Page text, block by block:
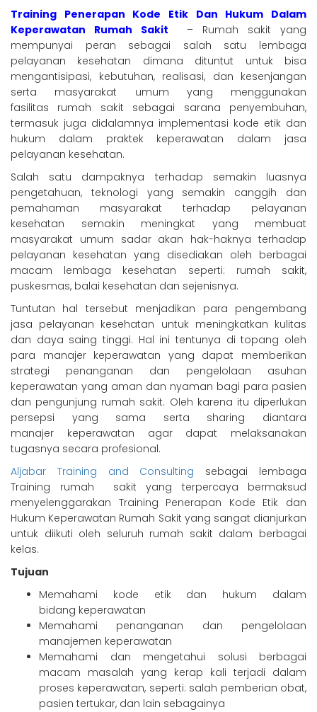
Training Penerapan Kode Etik Dan Hukum Dalam
Keperawatan Rumah Sakit – Rumah sakit yang
mempunyai peran sebagai salah satu lembaga
pelayanan kesehatan dimana dituntut untuk bisa
mengantisipasi, kebutuhan, realisasi, dan kesenjangan
serta masyarakat umum yang menggunakan
fasilitas rumah sakit sebagai sarana penyembuhan,
termasuk juga didalamnya implementasi kode etik dan
hukum dalam praktek keperawatan dalam jasa
pelayanan kesehatan.
Salah satu dampaknya terhadap semakin luasnya
pengetahuan, teknologi yang semakin canggih dan
pemahaman masyarakat terhadap pelayanan
kesehatan semakin meningkat yang membuat
masyarakat umum sadar akan hak-haknya terhadap
pelayanan kesehatan yang disediakan oleh berbagai
macam lembaga kesehatan seperti: rumah sakit,
puskesmas, balai kesehatan dan sejenisnya.
Tuntutan hal tersebut menjadikan para pengembang
jasa pelayanan kesehatan untuk meningkatkan kulitas
dan daya saing tinggi. Hal ini tentunya di topang oleh
para manajer keperawatan yang dapat memberikan
strategi penanganan dan pengelolaan asuhan
keperawatan yang aman dan nyaman bagi para pasien
dan pengunjung rumah sakit. Oleh karena itu diperlukan
persepsi yang sama serta sharing diantara
manajer keperawatan agar dapat melaksanakan
tugasnya secara profesional.
Aljabar Training and Consulting sebagai lembaga
Training rumah sakit yang terpercaya bermaksud
menyelenggarakan Training Penerapan Kode Etik dan
Hukum Keperawatan Rumah Sakit yang sangat dianjurkan
untuk diikuti oleh seluruh rumah sakit dalam berbagai
kelas.
Tujuan
Memahami kode etik dan hukum dalam
bidang keperawatan
Memahami penanganan dan pengelolaan
manajemen keperawatan
Memahami dan mengetahui solusi berbagai
macam masalah yang kerap kali terjadi dalam
proses keperawatan, seperti: salah pemberian obat,
pasien tertukar, dan lain sebagainya